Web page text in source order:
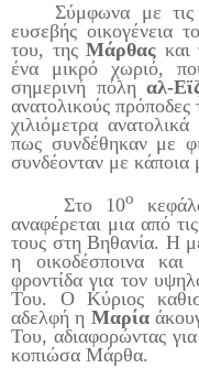
Σύμφωνα με τις
ευσεβής οικογένεια
του, της Μάρθας και
ένα μικρό χωριό,
σημερινή πόληαλ-
ανατολικούς
χιλιόμετρα ανατολικά
πως συνδέθηκαν με
συνδέονταν με κάποια
Στο 10ο
αναφέρεται μια από
τους στη Βηθανία. Η
η οικοδέσποινα και
φροντίδα για τον
Του. Ο Κύριος
αδελφή η Μαρία
Του, αδιαφορώντας
κοπιώσα Μάρθα.